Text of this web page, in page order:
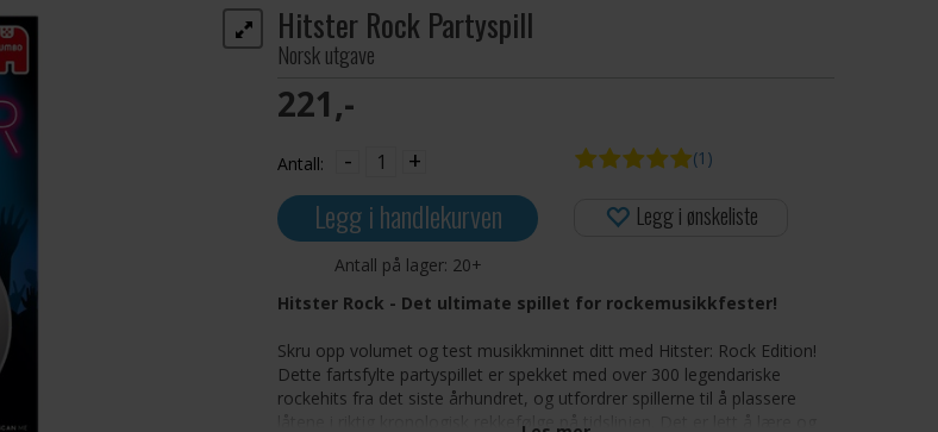
Hitster Rock Partyspill
Norsk utgave
221,-
Antall: - +
Legg i handlekurven
Antall på lager: 20+
(1)
Legg i ønskeliste
Hitster Rock - Det ultimate spillet for rockemusikkfester!
Skru opp volumet og test musikkminnet ditt med Hitster: Rock Edition!
Dette fartsfylte partyspillet er spekket med over 300 legendariske
rockehits fra det siste århundret, og utfordrer spillerne til å plassere
låtene i riktig kronologisk rekkefølge på tidslinjen. Det er lett å lære og